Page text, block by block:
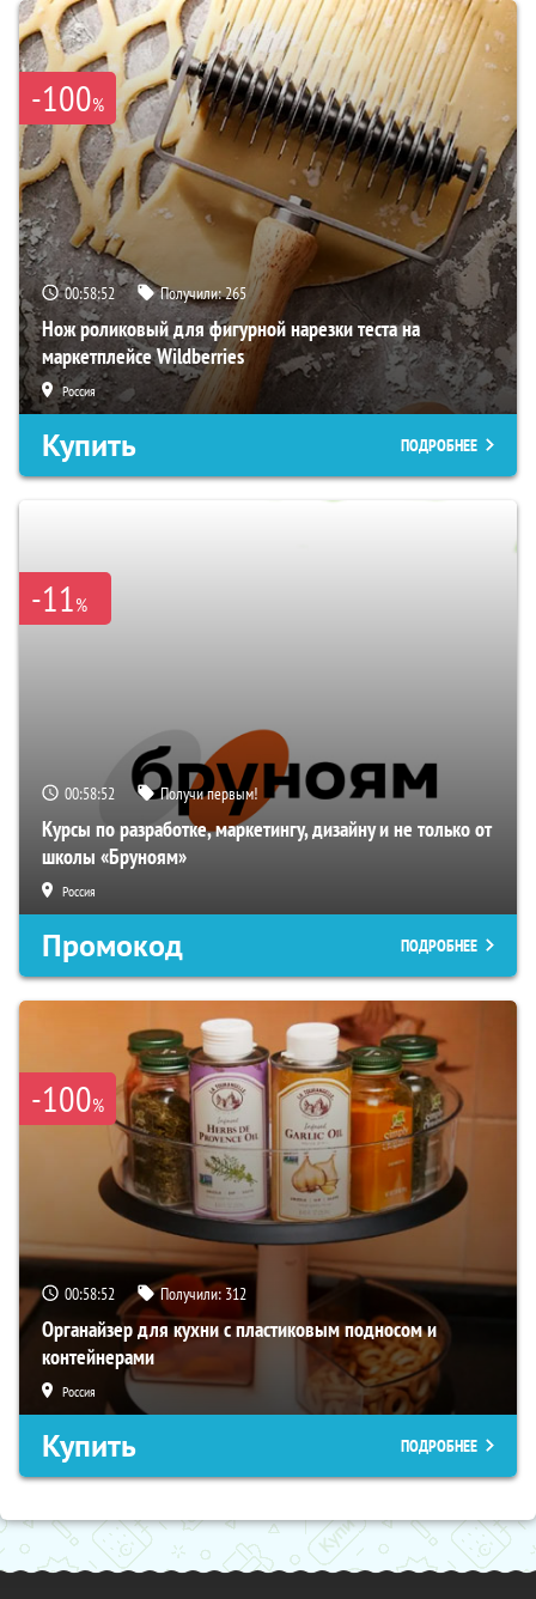
-100%
00:58:50 Получили:265
Нож роликовый для фигурной нарезки теста на
маркетплейсе Wildberries
Россия
Купить ПОДРОБНЕЕ
-11%
00:58:50 Получи первым!
Курсы по разработке, маркетингу, дизайну и не только от
школы «Бруноям»
Россия
Промокод ПОДРОБНЕЕ
-100%
00:58:50 Получили: 312
Органайзер для кухни с пластиковым подносом и
контейнерами
Россия
Купить ПОДРОБНЕЕ